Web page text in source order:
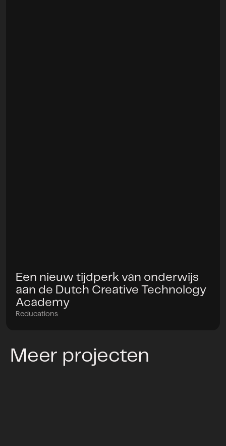
Project
Een nieuw tijdperk van onderwijs
aan de Dutch Creative Technology
Academy
Reducations
Meer projecten